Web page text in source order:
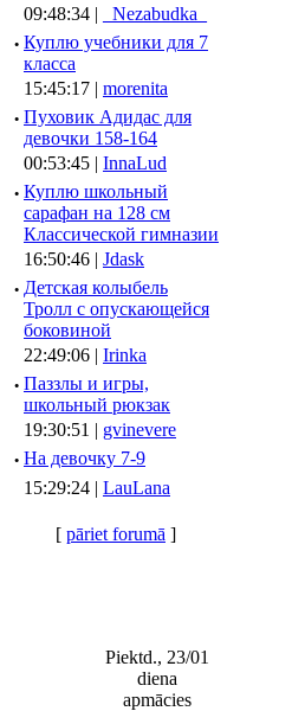
09:48:34 |
_Nezabudka_
· Куплю учебники для 7
класса
15:45:17 | morenita
· Пуховик Адидас для
девочки 158-164
00:53:45 | InnaLud
· Куплю школьный
сарафан на 128 см
Классической гимназии
16:50:46 | Jdask
· Детская колыбель
Тролл с опускающейся
боковиной
22:49:06 | Irinka
· Паззлы и игры,
школьный рюкзак
19:30:51 | gvinevere
· Hа девочку 7-9
15:29:24 | LauLana
[ pāriet forumā ]
Piektd., 23/01
diena
apmācies